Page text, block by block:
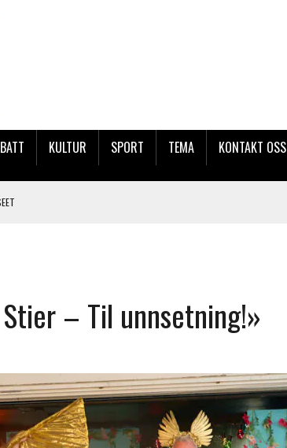
KULTUR SPORT TEMA KONTAKT OSS
OG STOR RESPONS
– Til unnsetning!»